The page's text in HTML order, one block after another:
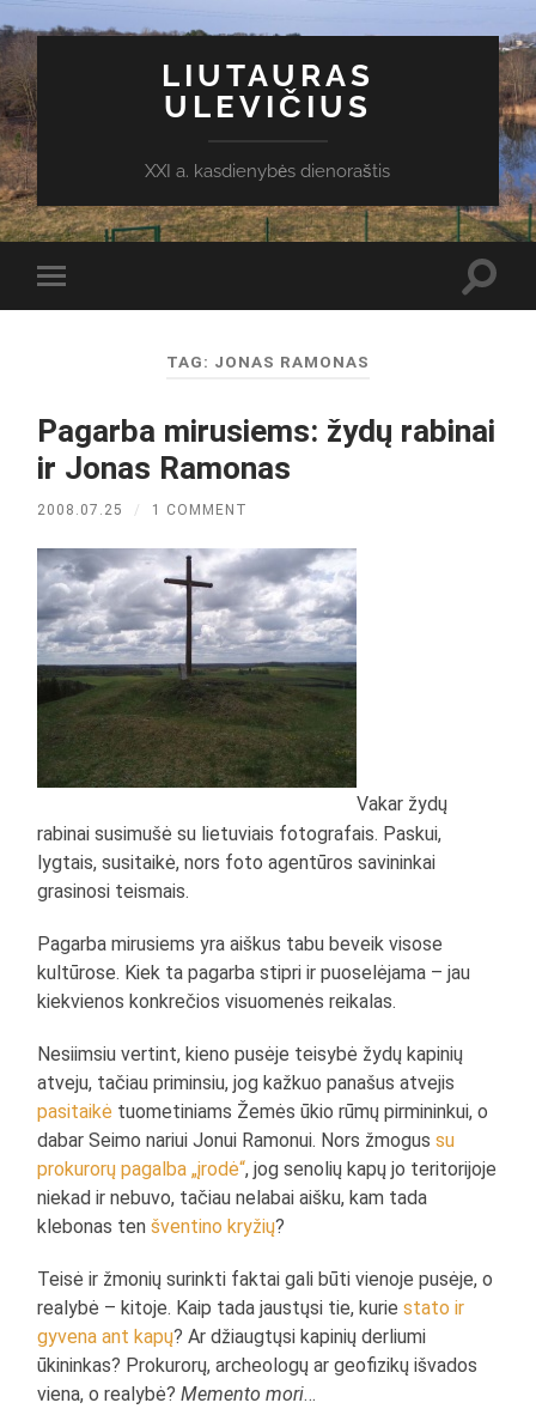
LIUTAURAS
ULEVIČIUS
XXI a. kasdienybės dienoraštis
Toggle
mobile
TAG: JONAS RAMONAS
Pagarba mirusiems: žydų rabinai
ir Jonas Ramonas
2008.07.25 / 1 COMMENT
Vakar žydų
rabinai susimušė su lietuviais fotografais. Paskui,
lygtais, susitaikė, nors foto agentūros savininkai
grasinosi teismais.
Pagarba mirusiems yra aiškus tabu beveik visose
kultūrose. Kiek ta pagarba stipri ir puoselėjama – jau
kiekvienos konkrečios visuomenės reikalas.
Nesiimsiu vertint, kieno pusėje teisybė žydų kapinių
atveju, tačiau priminsiu, jog kažkuo panašus atvejis
pasitaikė tuometiniams Žemės ūkio rūmų pirmininkui, o
dabar Seimo nariui Jonui Ramonui. Nors žmogussu
prokurorų pagalba „įrodė“, jog senolių kapų jo teritorijoje
niekad ir nebuvo, tačiau nelabai aišku, kam tada
klebonas tenšventino kryžių?
Teisė ir žmonių surinkti faktai gali būti vienoje pusėje, o
realybė – kitoje. Kaip tada jaustųsi tie, kuriestato ir
gyvena ant kapų? Ar džiaugtųsi kapinių derliumi
ūkininkas? Prokurorų, archeologų ar geofizikų išvados
viena, o realybė?Memento mori…